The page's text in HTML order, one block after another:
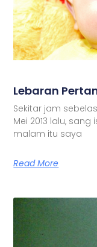
Lebaran
Sekitar jam
Mei 2013 lalu,
malam itu saya
Read More